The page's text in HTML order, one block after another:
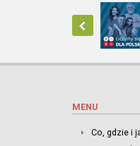
MENU
Co, gdzie i